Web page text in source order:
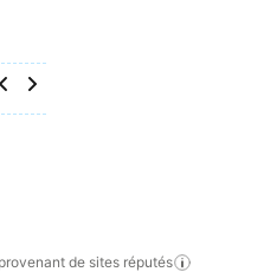
de sites réputés